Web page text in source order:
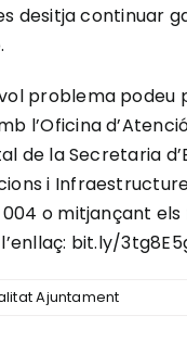
desitja continuar
problema podeu
l’Oficina
de la Secretaria
i
004 o mitjançant
bit.ly/
Ajuntament